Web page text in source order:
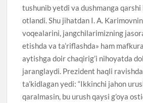
tushunib yetdi va dushmanga qarshi
otlandi. Shu jihatdan I. A.
voqealarini, jangchilarimizning
etishda va ta’riflashda» ham
aytishga doir chaqirig’i nihoyatda
jaranglaydi. Prezident haqli
ta’kidlagan yedi: “Ikkinchi jahon
qaralmasin, bu urush qaysi g’oya